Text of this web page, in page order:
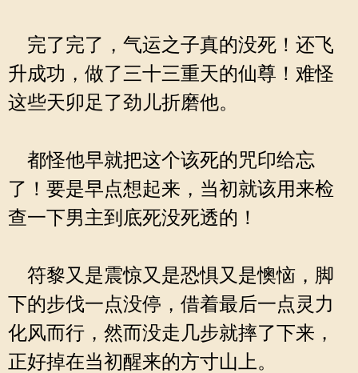
完了完了，气运之子真的没死！还飞
升成功，做了三十三重天的仙尊！难怪
这些天卯足了劲儿折磨他。
都怪他早就把这个该死的咒印给忘
了！要是早点想起来，当初就该用来检
查一下男主到底死没死透的！
符黎又是震惊又是恐惧又是懊恼，脚
下的步伐一点没停，借着最后一点灵力
化风而行，然而没走几步就摔了下来，
正好掉在当初醒来的方寸山上。